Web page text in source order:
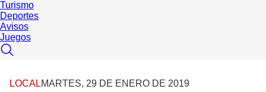
Turismo
Deportes
Avisos
Juegos
LOCALMARTES, 29 DE ENERO DE 2019